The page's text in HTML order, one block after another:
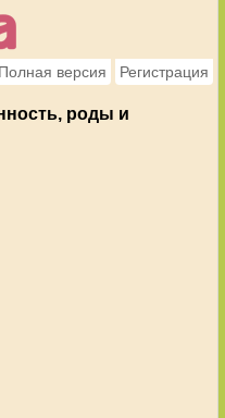
Полная версия Регистрация
роды и